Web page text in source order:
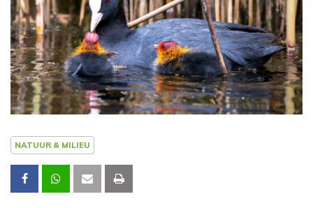
NATUUR & MILIEU